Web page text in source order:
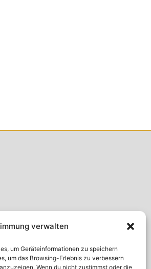
verwalten
um Geräteinformationen zu speichern
um das Browsing-Erlebnis zu verbessern
Wenn du nicht zustimmst oder die